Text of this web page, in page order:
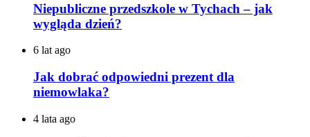
Niepubliczne przedszkole w Tychach – jak
wygląda dzień?
6 lat ago
Jak dobrać odpowiedni prezent dla
niemowlaka?
4 lata ago